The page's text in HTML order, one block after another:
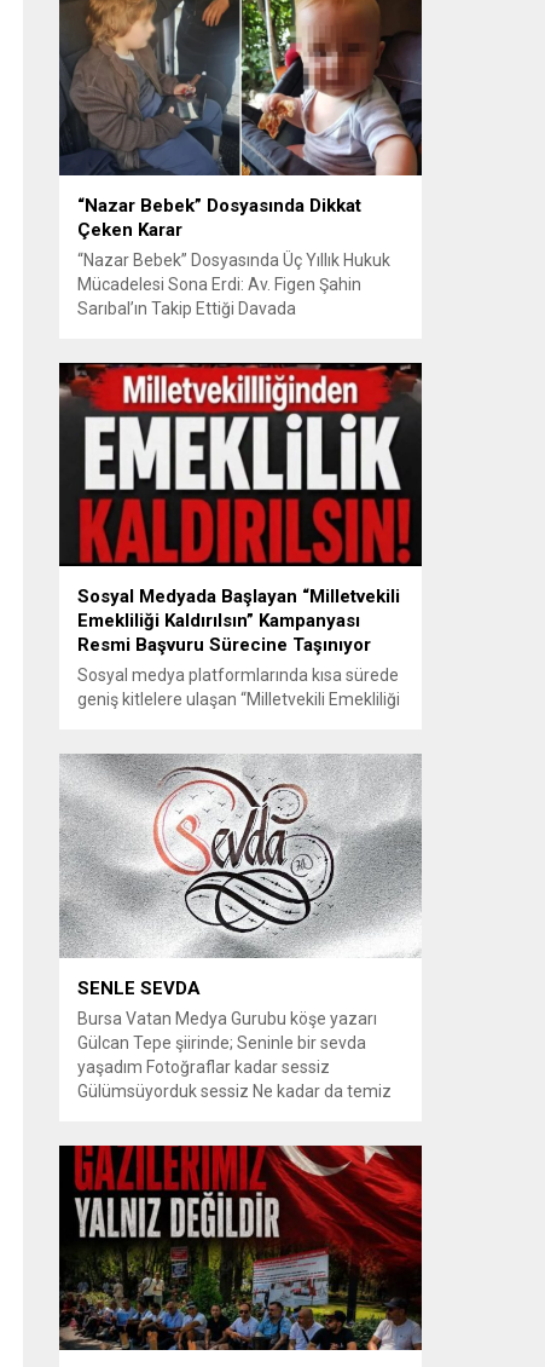
ilk duruşması Elazığ 2. Ağır Ceza
Mahkemesi’nde görüldü. Kamuoyunun
yakından takip ettiği davanın ilk duruşması
öncesinde, Doruk Efe Bingöl’ün ailesine
destek olmak isteyen çok...
“Nazar Bebek” Dosyasında Dikkat
Çeken Karar
“Nazar Bebek” Dosyasında Üç Yıllık Hukuk
Mücadelesi Sona Erdi: Av. Figen Şahin
Sarıbal’ın Takip Ettiği Davada
Türkiye’de uluslararası hukuk boyutlarıyla
görüldü BURSA – Avusturya’da başlayan
ve Türkiye’de yaklaşık üç yıl boyunca
devam eden “Nazar Bebek” dosyasında
yargılama süreci tamamlandı. Bursa 3.
Aile...
Sosyal Medyada Başlayan “Milletvekili
Emekliliği Kaldırılsın” Kampanyası
Resmi Başvuru Sürecine Taşınıyor
Sosyal medya platformlarında kısa sürede
geniş kitlelere ulaşan “Milletvekili Emekliliği
vatandaşlar, milletvekillerine tanınan
emeklilik haklarının yeniden düzenlenmesi
talebiyle TBMM Dilekçe Komisyonu ve
Cumhurbaşkanlığı İletişim Merkezi
(CİMER) üzerinden resmi başvurular
yapılması çağrısında bulunuyor. Son
dönemde sosyal medya platformlarında
en çok konuşulan konular arasında...
SENLE SEVDA
Bursa Vatan Medya Gurubu köşe yazarı
Gülcan Tepe şiirinde; Seninle bir sevda
yaşadım Fotoğraflar kadar sessiz
Gülümsüyorduk sessiz Ne kadar da temiz
bakışın yetiyordu gözlerime Dünyayı
tutturmaya ben de Kalbim Sen Diye çırpınıp
duruyordu Zamana yarışıyordu inat Hayata
Senle...